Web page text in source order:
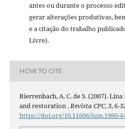
antes ou durante o processo
gerar alterações produtivas,
e a citação do trabalho
Livre).
HOW TO CITE
Bierrenbach, A. C. de S. (2007).
and restoration .Revista CPC,3, 6-
https://doi.org/10.11606/issn.1980-